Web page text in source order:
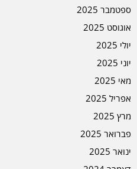
ספטמבר 2025
אוגוסט 2025
יולי 2025
יוני 2025
מאי 2025
אפריל 2025
מרץ 2025
פברואר 2025
ינואר 2025